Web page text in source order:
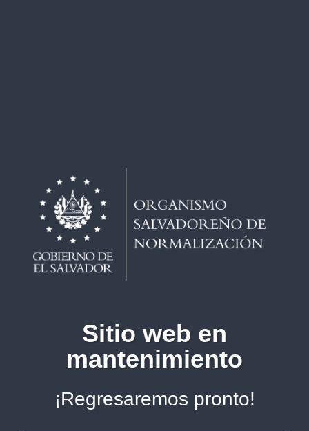
Sitio web en
mantenimiento
¡Regresaremos pronto!